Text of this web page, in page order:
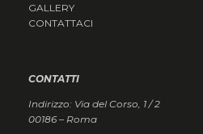
GALLERY
CONTATTACI
CONTATTI
Indirizzo: Via del Corso, 1 / 2
00186 – Roma